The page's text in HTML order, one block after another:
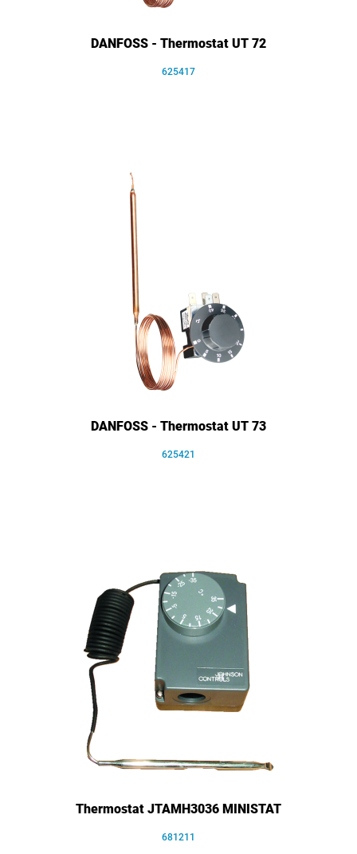
DANFOSS - Thermostat UT 72
625417
DANFOSS - Thermostat UT 73
625421
Thermostat JTAMH3036 MINISTAT
681211